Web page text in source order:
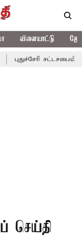
விளையாட்டு
சட்டசபையில் வரும்
செய்தி